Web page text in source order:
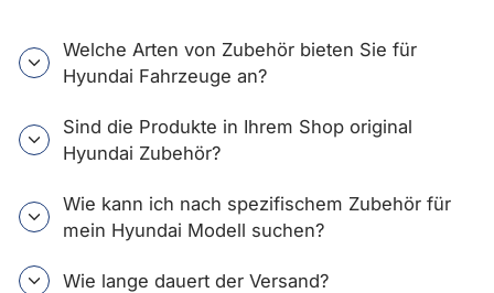
Welche Arten von Zubehör bieten Sie für
Hyundai Fahrzeuge an?
Sind die Produkte in Ihrem Shop original
Hyundai Zubehör?
Wie kann ich nach spezifischem Zubehör für
mein Hyundai Modell suchen?
Wie lange dauert der Versand?